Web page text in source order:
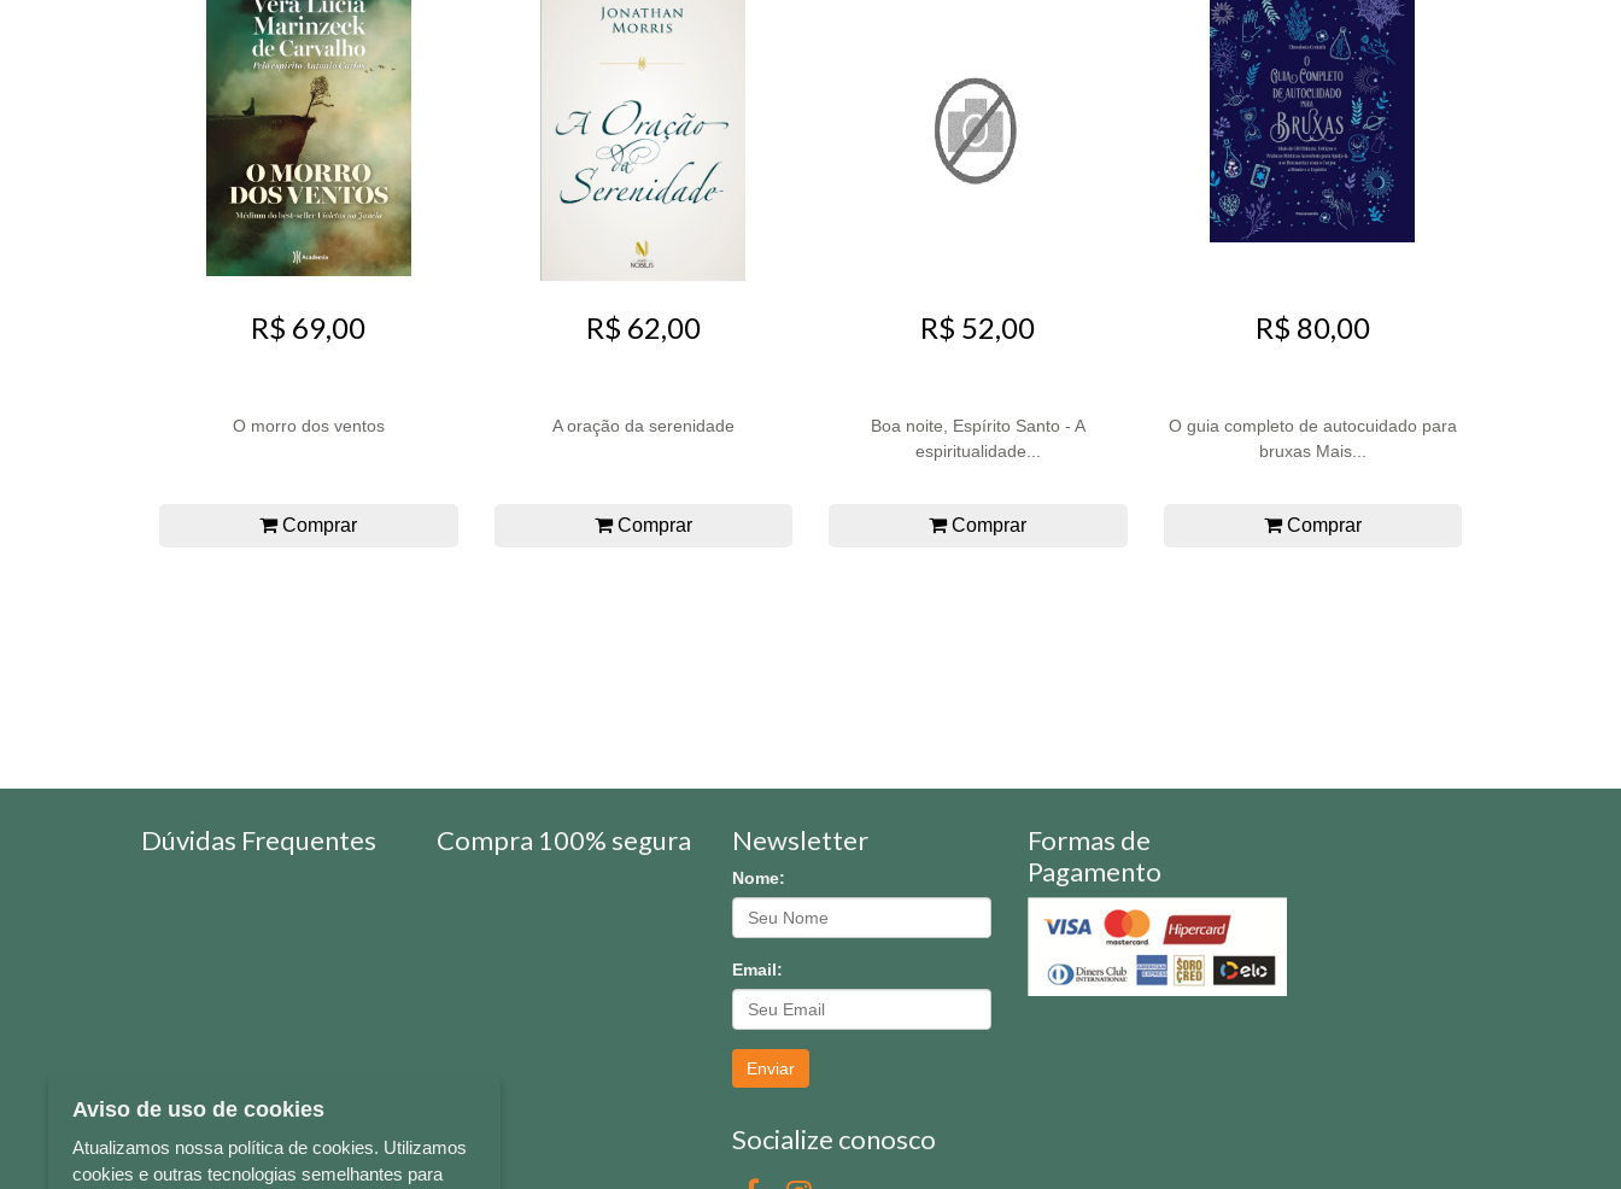
R$ 69,00
O morro dos ventos
Comprar
R$ 62,00
A oração da serenidade
Comprar
R$ 52,00
Boa noite, Espírito Santo - A
espiritualidade...
Comprar
R$ 80,00
O guia completo de autocuidado para
bruxas Mais...
Comprar
Dúvidas Frequentes Compra 100% segura Newsletter
Nome:
Email:
Enviar
Socialize conosco
Formas de
Pagamento
Aviso de uso de cookies
Atualizamos nossa política de cookies. Utilizamos
cookies e outras tecnologias semelhantes para